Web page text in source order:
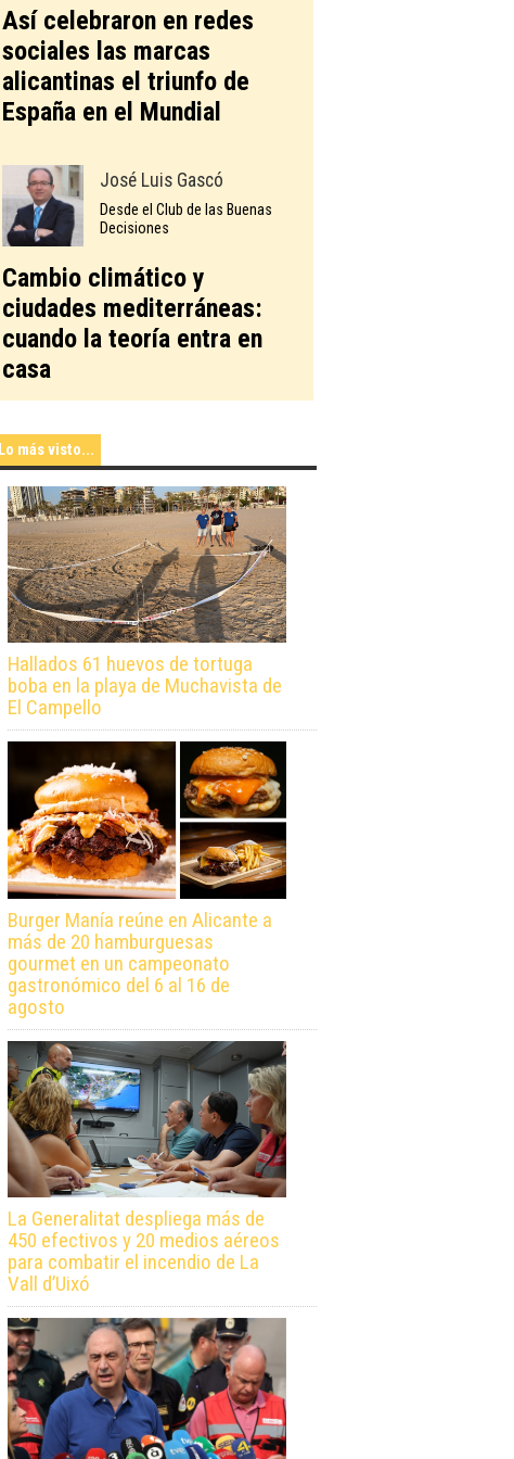
Así celebraron en redes
sociales las marcas
alicantinas el triunfo de
España en el Mundial
José Luis Gascó
Desde el Club de las Buenas
Decisiones
Cambio climático y
ciudades mediterráneas:
cuando la teoría entra en
casa
Lo más visto...
Hallados 61 huevos de tortuga
boba en la playa de Muchavista de
El Campello
Burger Manía reúne en Alicante a
más de 20 hamburguesas
gourmet en un campeonato
gastronómico del 6 al 16 de
agosto
La Generalitat despliega más de
450 efectivos y 20 medios aéreos
para combatir el incendio de La
Vall d’Uixó